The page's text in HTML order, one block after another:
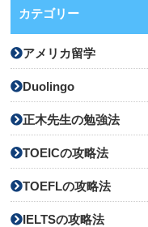
カテゴリー
アメリカ留学
Duolingo
正木先生の勉強法
TOEICの攻略法
TOEFLの攻略法
IELTSの攻略法